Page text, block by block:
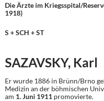
Die Ärzte im Kriegsspital/
1918)
S + SCH + ST
SAZAVSKY, Karl
Er wurde 1886 in Brünn/Brno
Medizin an der böhmischen
am 1. Juni 1911 promovierte.